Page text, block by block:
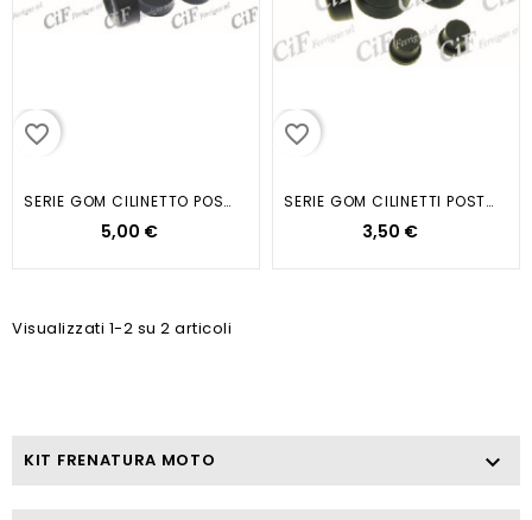
favorite_border
SERIE GOM CILINETTO POST.APE 50
5,00 €
favorite_border
SERIE GOM CILINETTI POSTERIORI...
3,50 €
Visualizzati 1-2 su 2 articoli
KIT FRENATURA MOTO 